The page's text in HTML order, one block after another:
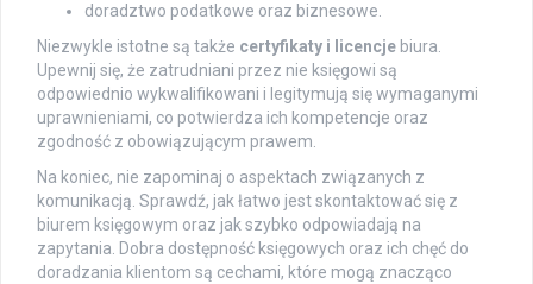
doradztwo podatkowe oraz biznesowe.
Niezwykle istotne są także certyfikaty i licencje biura.
Upewnij się, że zatrudniani przez nie księgowi są
odpowiednio wykwalifikowani i legitymują się wymaganymi
uprawnieniami, co potwierdza ich kompetencje oraz
zgodność z obowiązującym prawem.
Na koniec, nie zapominaj o aspektach związanych z
komunikacją. Sprawdź, jak łatwo jest skontaktować się z
biurem księgowym oraz jak szybko odpowiadają na
zapytania. Dobra dostępność księgowych oraz ich chęć do
doradzania klientom są cechami, które mogą znacząco